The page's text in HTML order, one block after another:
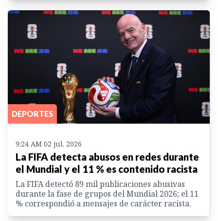
DEPORTES
9:24 AM 02 jul. 2026
La FIFA detecta abusos en redes durante
el Mundial y el 11 % es contenido racista
La FIFA detectó 89 mil publicaciones abusivas
durante la fase de grupos del Mundial 2026; el 11
% correspondió a mensajes de carácter racista.